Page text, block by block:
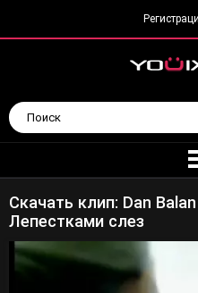
Скачать клип: Dan
Лепестками слез